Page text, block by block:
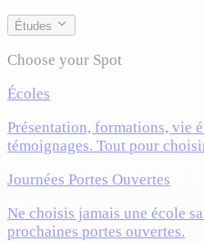
Études
Choose your Spot
Écoles
Présentation, formations, vie
témoignages. Tout pour
Journées Portes Ouvertes
Ne choisis jamais une école
prochaines portes ouvertes.